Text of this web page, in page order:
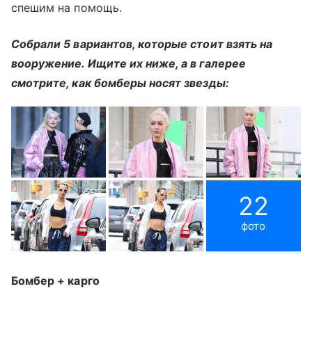
спешим на помощь.
Собрали 5 вариантов, которые стоит взять на
вооружение. Ищите их ниже, а в галерее
смотрите, как бомберы носят звезды:
22
фото
Бомбер + карго